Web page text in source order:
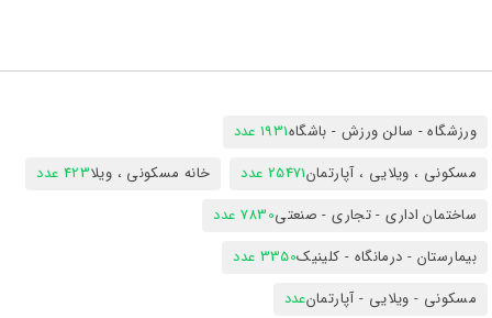
ورزشگاه - سالن ورزش - باشگاه1931 عدد
مسکونی ، ویلایی ، آپارتمان25471 عدد خانه مسکونی ، ویلا423 عدد
ساختمان اداری - تجاری - صنعتی7830 عدد
بیمارستان - درمانگاه - کلینیک3350 عدد
مسکونی - ویلایی - آپارتمانعدد